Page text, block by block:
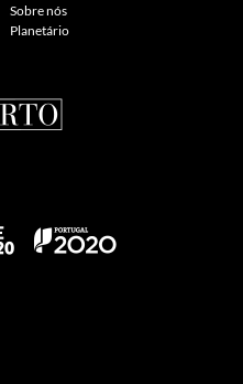
Sobre nós
Planetário